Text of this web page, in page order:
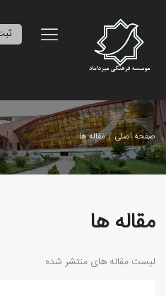
صفحه اصلی مقاله ها
مقاله ها
لیست مقاله های منتشر شده